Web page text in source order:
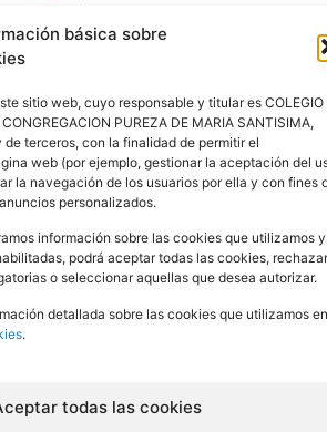
básica sobre
sitio web, cuyo responsable y titular es COLEGIO
PUREZA DE MARIA SANTISIMA,
terceros, con la finalidad de permitir el
web (por ejemplo, gestionar la aceptación del
la navegación de los usuarios por ella y con fines
personalizados.
información sobre las cookies que utilizamos
podrá aceptar todas las cookies, rechazar
o seleccionar aquellas que desea autorizar.
detallada sobre las cookies que utilizamos en
.
todas las cookies